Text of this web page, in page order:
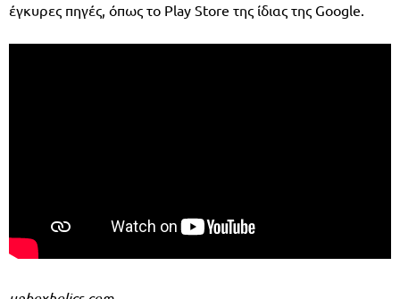
έγκυρες πηγές, όπως το Play Store της ίδιας της Google.